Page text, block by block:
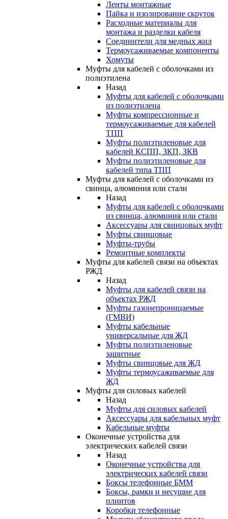
Ленты монтажные
Пайка и изолирование скруток
Расходные материалы для
монтажа и разделки кабеля
Соединители для медных жил
Термоусаживаемые компоненты
Хомуты
Муфты для кабелей с оболочками из
полиэтилена
Назад
Муфты для кабелей с оболочками
из полиэтилена
Муфты компрессионные и
термоусаживаемые для кабелей
ТПП
Муфты полиэтиленовые для
кабелей КСПП, ЗКП, ЗКВ
Муфты полиэтиленовые для
кабелей типа ТПП
Муфты для кабелей с оболочками из
свинца, алюминия или стали
Назад
Муфты для кабелей с оболочками
из свинца, алюминия или стали
Аксессуары для свинцовых муфт
Муфты свинцовые
Муфты-трубы
Ремонтные комплекты
Муфты для кабелей связи на объектах
РЖД
Назад
Муфты для кабелей связи на
объектах РЖД
Муфты газонепроницаемые
(ГМВИ)
Муфты кабельные
универсальные для ЖД
Муфты полиэтиленовые
защитные
Муфты свинцовые для ЖД
Муфты термоусаживаемые для
ЖД
Муфты для силовых кабелей
Назад
Муфты для силовых кабелей
Аксессуары для кабельных муфт
Кабельные муфты
Оконечные устройства для
электрических кабелей связи
Назад
Оконечные устройства для
электрических кабелей связи
Боксы телефонные БММ
Боксы, рамки и несущие для
плинтов
Коробки телефонные